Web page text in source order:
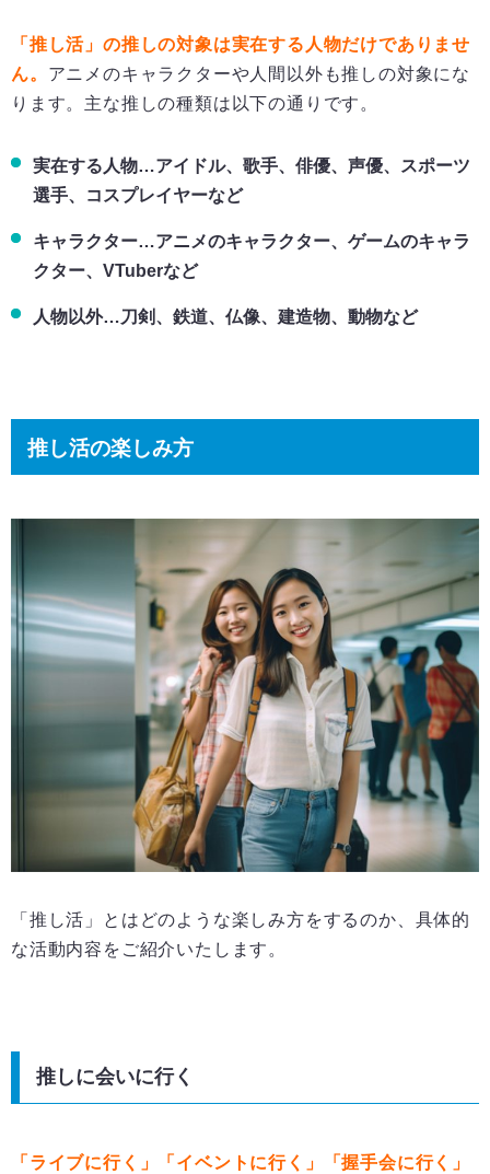
「推し活」の推しの対象は実在する人物だけでありませ
ん。 アニメのキャラクターや人間以外も推しの対象にな
ります。主な推しの種類は以下の通りです。
実在する人物…アイドル、歌手、俳優、声優、スポーツ
選手、コスプレイヤーなど
キャラクター…アニメのキャラクター、ゲームのキャラ
クター、VTuberなど
人物以外…刀剣、鉄道、仏像、建造物、動物など
推し活の楽しみ方
「推し活」とはどのような楽しみ方をするのか、具体的
な活動内容をご紹介いたします。
推しに会いに行く
「ライブに行く」「イベントに行く」「握手会に行く」